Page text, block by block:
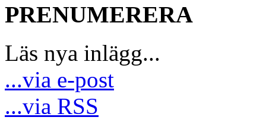
PRENUMERERA
Läs nya inlägg...
...via e-post
...via RSS